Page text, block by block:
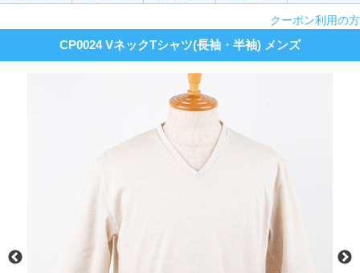
クーポン利用の方
CP0024 VネックTシャツ(長袖・半袖) メンズ